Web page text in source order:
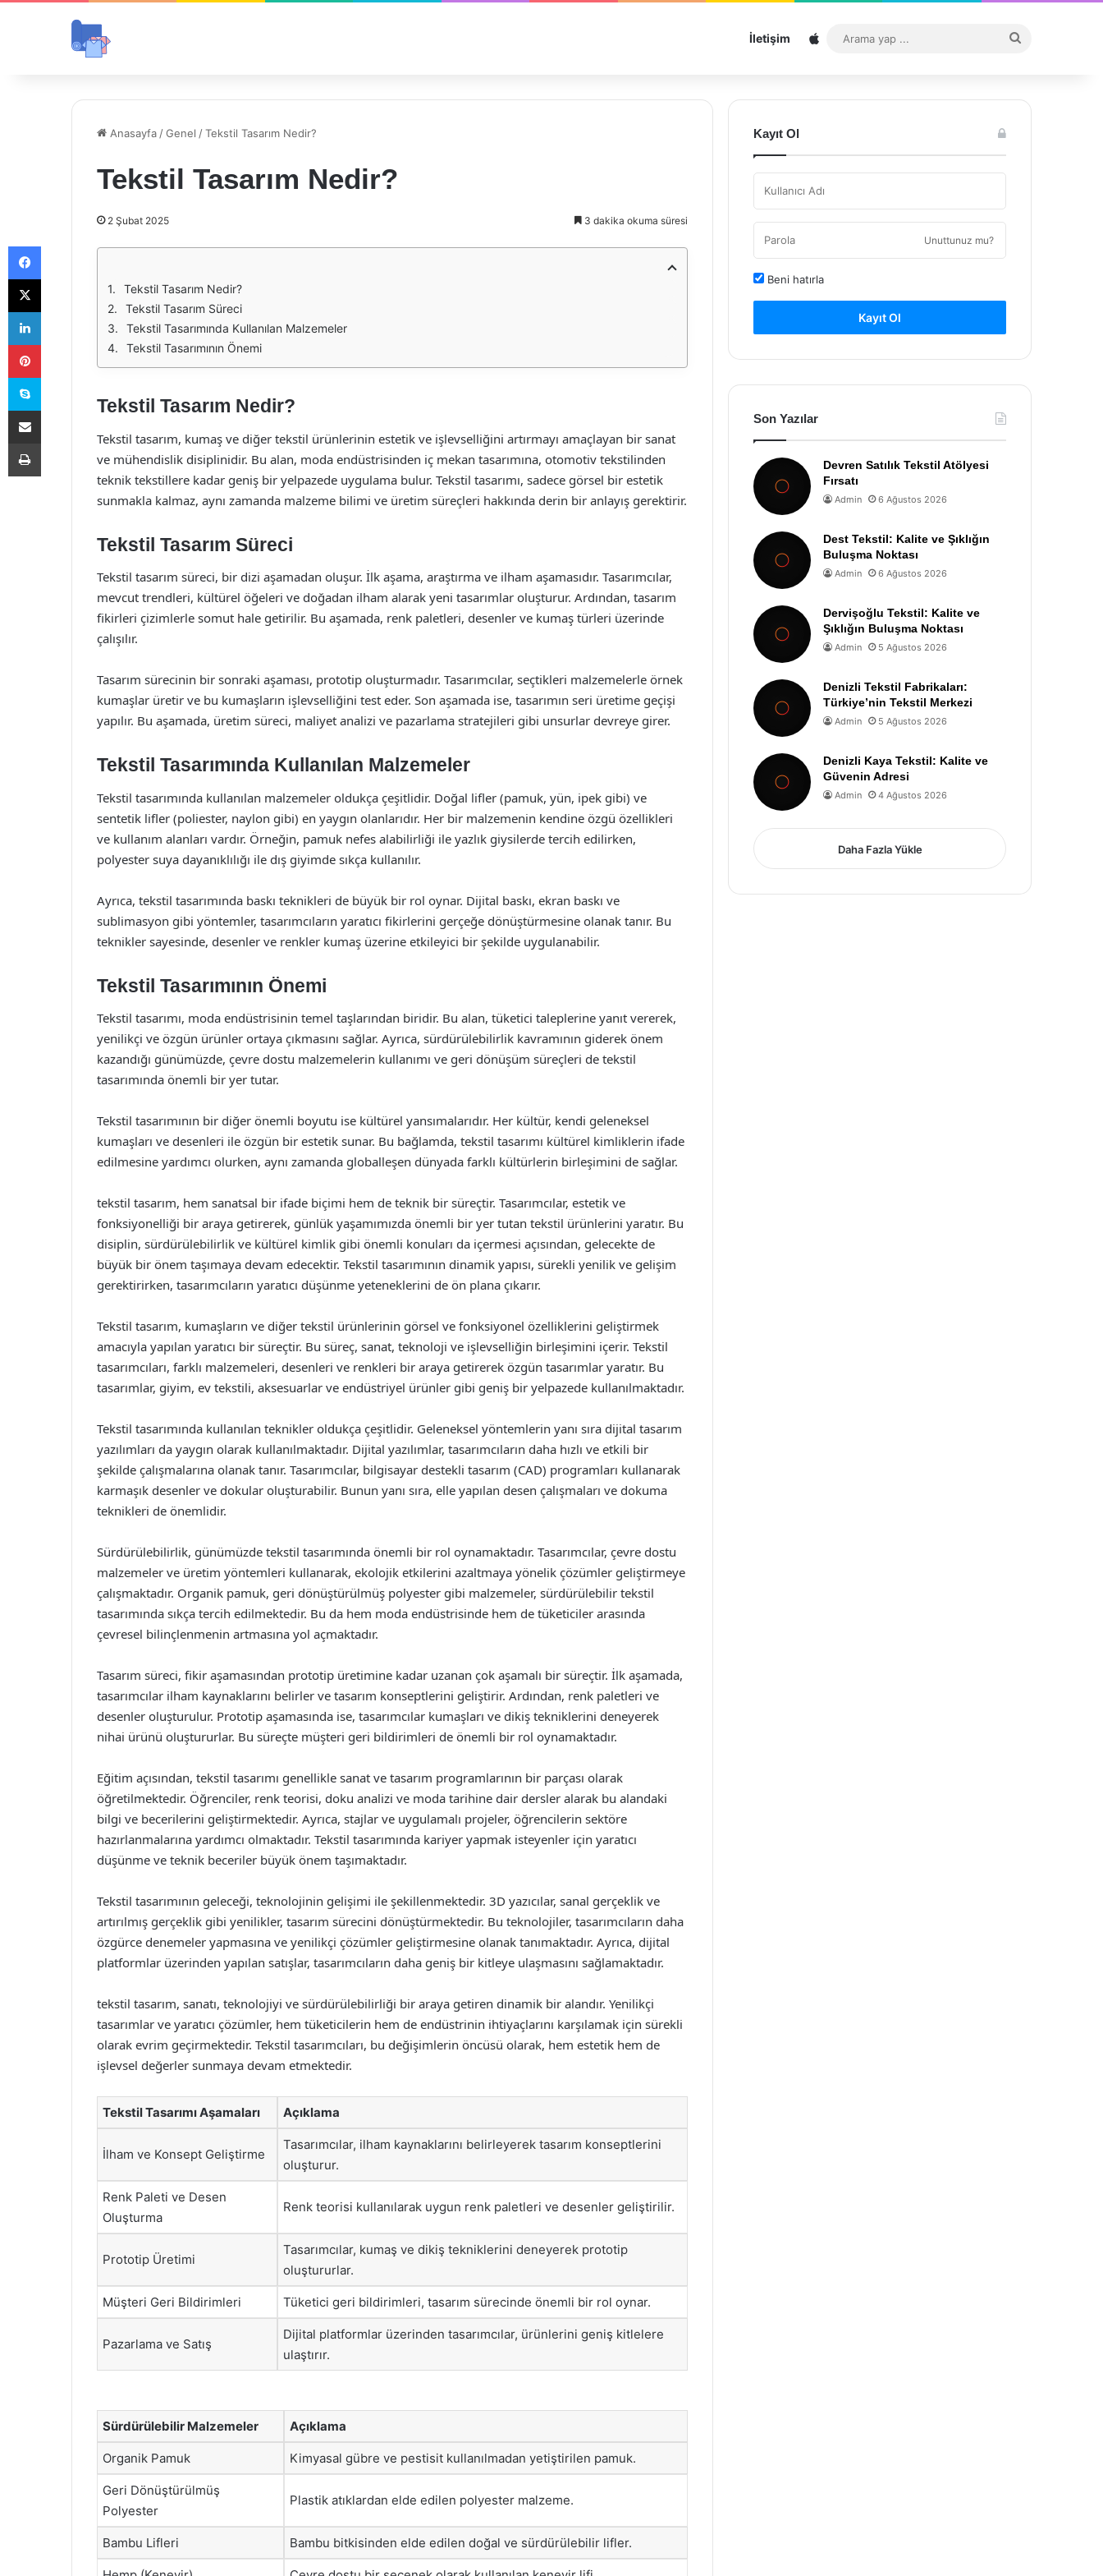
İletişim Sitemap
...
Anasayfa /Genel /Tekstil Tasarım Nedir?
Tekstil Tasarım Nedir?
2 Şubat 2025 3 dakika okuma süresi
Tekstil Tasarım Nedir?
Tekstil Tasarım Süreci
Tekstil Tasarımında Kullanılan Malzemeler
Tekstil Tasarımının Önemi
Tekstil Tasarım Nedir?
Tekstil tasarım, kumaş ve diğer tekstil ürünlerinin estetik ve işlevselliğini artırmayı amaçlayan bir sanat
ve mühendislik disiplinidir. Bu alan, moda endüstrisinden iç mekan tasarımına, otomotiv tekstilinden
teknik tekstillere kadar geniş bir yelpazede uygulama bulur. Tekstil tasarımı, sadece görsel bir estetik
sunmakla kalmaz, aynı zamanda malzeme bilimi ve üretim süreçleri hakkında derin bir anlayış gerektirir.
Tekstil Tasarım Süreci
Tekstil tasarım süreci, bir dizi aşamadan oluşur. İlk aşama, araştırma ve ilham aşamasıdır. Tasarımcılar,
mevcut trendleri, kültürel öğeleri ve doğadan ilham alarak yeni tasarımlar oluşturur. Ardından, tasarım
fikirleri çizimlerle somut hale getirilir. Bu aşamada, renk paletleri, desenler ve kumaş türleri üzerinde
çalışılır.
Tasarım sürecinin bir sonraki aşaması, prototip oluşturmadır. Tasarımcılar, seçtikleri malzemelerle örnek
kumaşlar üretir ve bu kumaşların işlevselliğini test eder. Son aşamada ise, tasarımın seri üretime geçişi
yapılır. Bu aşamada, üretim süreci, maliyet analizi ve pazarlama stratejileri gibi unsurlar devreye girer.
Tekstil Tasarımında Kullanılan Malzemeler
Tekstil tasarımında kullanılan malzemeler oldukça çeşitlidir. Doğal lifler (pamuk, yün, ipek gibi) ve
sentetik lifler (poliester, naylon gibi) en yaygın olanlarıdır. Her bir malzemenin kendine özgü özellikleri
ve kullanım alanları vardır. Örneğin, pamuk nefes alabilirliği ile yazlık giysilerde tercih edilirken,
polyester suya dayanıklılığı ile dış giyimde sıkça kullanılır.
Ayrıca, tekstil tasarımında baskı teknikleri de büyük bir rol oynar. Dijital baskı, ekran baskı ve
sublimasyon gibi yöntemler, tasarımcıların yaratıcı fikirlerini gerçeğe dönüştürmesine olanak tanır. Bu
teknikler sayesinde, desenler ve renkler kumaş üzerine etkileyici bir şekilde uygulanabilir.
Tekstil Tasarımının Önemi
Tekstil tasarımı, moda endüstrisinin temel taşlarından biridir. Bu alan, tüketici taleplerine yanıt vererek,
yenilikçi ve özgün ürünler ortaya çıkmasını sağlar. Ayrıca, sürdürülebilirlik kavramının giderek önem
kazandığı günümüzde, çevre dostu malzemelerin kullanımı ve geri dönüşüm süreçleri de tekstil
tasarımında önemli bir yer tutar.
Tekstil tasarımının bir diğer önemli boyutu ise kültürel yansımalarıdır. Her kültür, kendi geleneksel
kumaşları ve desenleri ile özgün bir estetik sunar. Bu bağlamda, tekstil tasarımı kültürel kimliklerin ifade
edilmesine yardımcı olurken, aynı zamanda globalleşen dünyada farklı kültürlerin birleşimini de sağlar.
tekstil tasarım, hem sanatsal bir ifade biçimi hem de teknik bir süreçtir. Tasarımcılar, estetik ve
fonksiyonelliği bir araya getirerek, günlük yaşamımızda önemli bir yer tutan tekstil ürünlerini yaratır. Bu
disiplin, sürdürülebilirlik ve kültürel kimlik gibi önemli konuları da içermesi açısından, gelecekte de
büyük bir önem taşımaya devam edecektir. Tekstil tasarımının dinamik yapısı, sürekli yenilik ve gelişim
gerektirirken, tasarımcıların yaratıcı düşünme yeteneklerini de ön plana çıkarır.
Tekstil tasarım, kumaşların ve diğer tekstil ürünlerinin görsel ve fonksiyonel özelliklerini geliştirmek
amacıyla yapılan yaratıcı bir süreçtir. Bu süreç, sanat, teknoloji ve işlevselliğin birleşimini içerir. Tekstil
tasarımcıları, farklı malzemeleri, desenleri ve renkleri bir araya getirerek özgün tasarımlar yaratır. Bu
tasarımlar, giyim, ev tekstili, aksesuarlar ve endüstriyel ürünler gibi geniş bir yelpazede kullanılmaktadır.
Tekstil tasarımında kullanılan teknikler oldukça çeşitlidir. Geleneksel yöntemlerin yanı sıra dijital tasarım
yazılımları da yaygın olarak kullanılmaktadır. Dijital yazılımlar, tasarımcıların daha hızlı ve etkili bir
şekilde çalışmalarına olanak tanır. Tasarımcılar, bilgisayar destekli tasarım (CAD) programları kullanarak
karmaşık desenler ve dokular oluşturabilir. Bunun yanı sıra, elle yapılan desen çalışmaları ve dokuma
teknikleri de önemlidir.
Sürdürülebilirlik, günümüzde tekstil tasarımında önemli bir rol oynamaktadır. Tasarımcılar, çevre dostu
malzemeler ve üretim yöntemleri kullanarak, ekolojik etkilerini azaltmaya yönelik çözümler geliştirmeye
çalışmaktadır. Organik pamuk, geri dönüştürülmüş polyester gibi malzemeler, sürdürülebilir tekstil
tasarımında sıkça tercih edilmektedir. Bu da hem moda endüstrisinde hem de tüketiciler arasında
çevresel bilinçlenmenin artmasına yol açmaktadır.
Tasarım süreci, fikir aşamasından prototip üretimine kadar uzanan çok aşamalı bir süreçtir. İlk aşamada,
tasarımcılar ilham kaynaklarını belirler ve tasarım konseptlerini geliştirir. Ardından, renk paletleri ve
desenler oluşturulur. Prototip aşamasında ise, tasarımcılar kumaşları ve dikiş tekniklerini deneyerek
nihai ürünü oluştururlar. Bu süreçte müşteri geri bildirimleri de önemli bir rol oynamaktadır.
Eğitim açısından, tekstil tasarımı genellikle sanat ve tasarım programlarının bir parçası olarak
öğretilmektedir. Öğrenciler, renk teorisi, doku analizi ve moda tarihine dair dersler alarak bu alandaki
bilgi ve becerilerini geliştirmektedir. Ayrıca, stajlar ve uygulamalı projeler, öğrencilerin sektöre
hazırlanmalarına yardımcı olmaktadır. Tekstil tasarımında kariyer yapmak isteyenler için yaratıcı
düşünme ve teknik beceriler büyük önem taşımaktadır.
Tekstil tasarımının geleceği, teknolojinin gelişimi ile şekillenmektedir. 3D yazıcılar, sanal gerçeklik ve
artırılmış gerçeklik gibi yenilikler, tasarım sürecini dönüştürmektedir. Bu teknolojiler, tasarımcıların daha
özgürce denemeler yapmasına ve yenilikçi çözümler geliştirmesine olanak tanımaktadır. Ayrıca, dijital
platformlar üzerinden yapılan satışlar, tasarımcıların daha geniş bir kitleye ulaşmasını sağlamaktadır.
tekstil tasarım, sanatı, teknolojiyi ve sürdürülebilirliği bir araya getiren dinamik bir alandır. Yenilikçi
tasarımlar ve yaratıcı çözümler, hem tüketicilerin hem de endüstrinin ihtiyaçlarını karşılamak için sürekli
olarak evrim geçirmektedir. Tekstil tasarımcıları, bu değişimlerin öncüsü olarak, hem estetik hem de
işlevsel değerler sunmaya devam etmektedir.
Tekstil Tasarımı Aşamaları Açıklama
İlham ve Konsept Geliştirme
Tasarımcılar, ilham kaynaklarını belirleyerek tasarım konseptlerini
oluşturur.
Renk Paleti ve Desen
Oluşturma
Renk teorisi kullanılarak uygun renk paletleri ve desenler geliştirilir.
Prototip Üretimi
Tasarımcılar, kumaş ve dikiş tekniklerini deneyerek prototip
oluştururlar.
Müşteri Geri Bildirimleri Tüketici geri bildirimleri, tasarım sürecinde önemli bir rol oynar.
Pazarlama ve Satış
Dijital platformlar üzerinden tasarımcılar, ürünlerini geniş kitlelere
ulaştırır.
Sürdürülebilir Malzemeler Açıklama
Organik Pamuk Kimyasal gübre ve pestisit kullanılmadan yetiştirilen pamuk.
Geri Dönüştürülmüş
Polyester
Plastik atıklardan elde edilen polyester malzeme.
Bambu Lifleri Bambu bitkisinden elde edilen doğal ve sürdürülebilir lifler.
Kayıt Ol
Unuttunuz mu?
Beni hatırla
Kayıt Ol
Son Yazılar
Devren Satılık Tekstil Atölyesi
Fırsatı
Admin 6 Ağustos 2026
Dest Tekstil: Kalite ve Şıklığın
Buluşma Noktası
Admin 6 Ağustos 2026
Dervişoğlu Tekstil: Kalite ve
Şıklığın Buluşma Noktası
Admin 5 Ağustos 2026
Denizli Tekstil Fabrikaları:
Türkiye’nin Tekstil Merkezi
Admin 5 Ağustos 2026
Denizli Kaya Tekstil: Kalite ve
Güvenin Adresi
Admin 4 Ağustos 2026
Daha Fazla Yükle
Facebook
X
LinkedIn
Pinterest
Skype
E-Posta ile paylaş